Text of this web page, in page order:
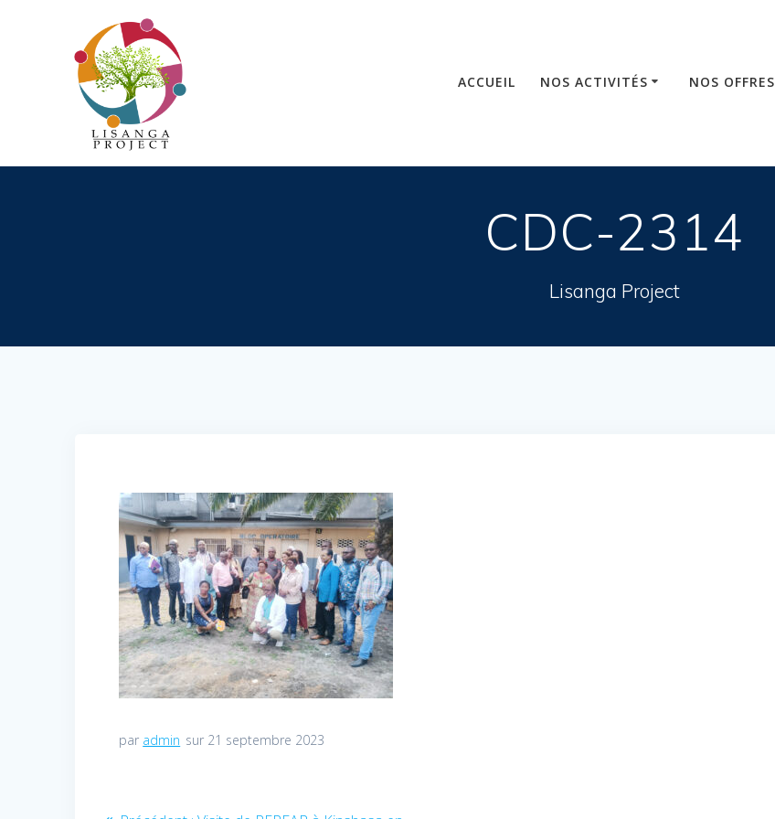
ACCUEIL NOS ACTIVITÉS NOS OFFRES
CDC-2314
Lisanga Project
par admin sur 21 septembre 2023